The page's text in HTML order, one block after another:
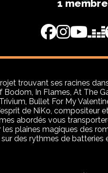
1
trouvant ses racines
Bodom, In Flames, At The
Bullet For My
de NiKo, compositeur
abordés vous
les plaines magiques des
des rythmes de batteries